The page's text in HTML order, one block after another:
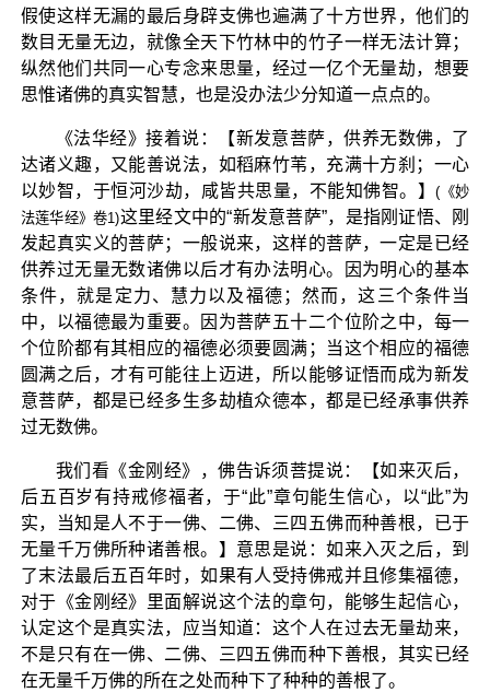
假使这样无漏的最后身辟支佛也遍满了十方世界，他们的
数目无量无边，就像全天下竹林中的竹子一样无法计算；
纵然他们共同一心专念来思量，经过一亿个无量劫，想要
思惟诸佛的真实智慧，也是没办法少分知道一点点的。
《法华经》接着说：【新发意菩萨，供养无数佛，了
达诸义趣，又能善说法，如稻麻竹苇，充满十方刹；一心
以妙智，于恒河沙劫，咸皆共思量，不能知佛智。】(《妙
法莲华经》卷1)这里经文中的“新发意菩萨”，是指刚证悟、刚
发起真实义的菩萨；一般说来，这样的菩萨，一定是已经
供养过无量无数诸佛以后才有办法明心。因为明心的基本
条件，就是定力、慧力以及福德；然而，这三个条件当
中，以福德最为重要。因为菩萨五十二个位阶之中，每一
个位阶都有其相应的福德必须要圆满；当这个相应的福德
圆满之后，才有可能往上迈进，所以能够证悟而成为新发
意菩萨，都是已经多生多劫植众德本，都是已经承事供养
过无数佛。
我们看《金刚经》，佛告诉须菩提说：【如来灭后，
后五百岁有持戒修福者，于“此”章句能生信心，以“此”为
实，当知是人不于一佛、二佛、三四五佛而种善根，已于
无量千万佛所种诸善根。】意思是说：如来入灭之后，到
了末法最后五百年时，如果有人受持佛戒并且修集福德，
对于《金刚经》里面解说这个法的章句，能够生起信心，
认定这个是真实法，应当知道：这个人在过去无量劫来，
不是只有在一佛、二佛、三四五佛而种下善根，其实已经
在无量千万佛的所在之处而种下了种种的善根了。